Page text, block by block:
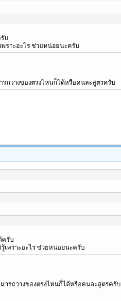
บ
พราะอะไร ช่วยหน่อยนะครับ
รถวางของตรงไหนก็ได้หรือคนละสูตรครับ
ครับ
รู้เพราะอะไร ช่วยหน่อยนะครับ
มารถวางของตรงไหนก็ได้หรือคนละสูตรครับ